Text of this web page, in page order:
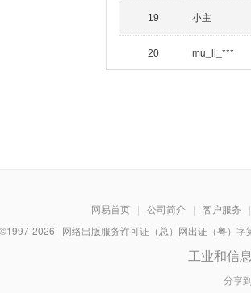
19 小主
20 mu_li_***
网易首页 | 公司简介 | 客户服务
|
2026 网络出版服务许可证（总）网出证（粤）
工业和信
分享